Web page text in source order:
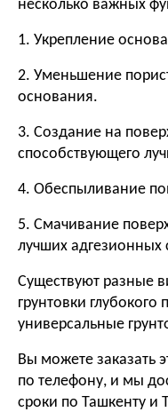
несколько важных
1. Укрепление
2. Уменьшение
основания.
3. Создание на
способствующего
4. Обеспыливание
5. Смачивание
лучших адгезионных
Существуют разные
грунтовки
универсальные
Вы можете заказать
по телефону, и мы
сроки по Ташкенту и